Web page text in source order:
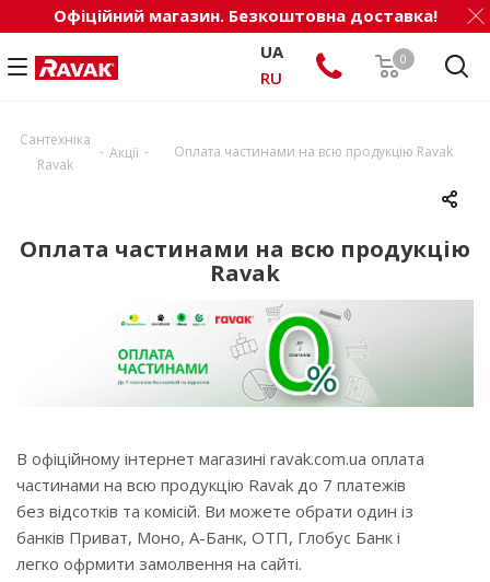
Офіційний магазин. Безкоштовна доставка!
0
UA
RU
Сантехніка
Ravak
- Акції - Оплата частинами на всю продукцію Ravak
Оплата частинами на всю продукцію
Ravak
В офіційному інтернет магазині ravak.com.ua оплата
частинами на всю продукцію Ravak до 7 платежів
без відсотків та комісій. Ви можете обрати один із
банків Приват, Моно, А-Банк, ОТП, Глобус Банк і
легко офрмити замолвення на сайті.